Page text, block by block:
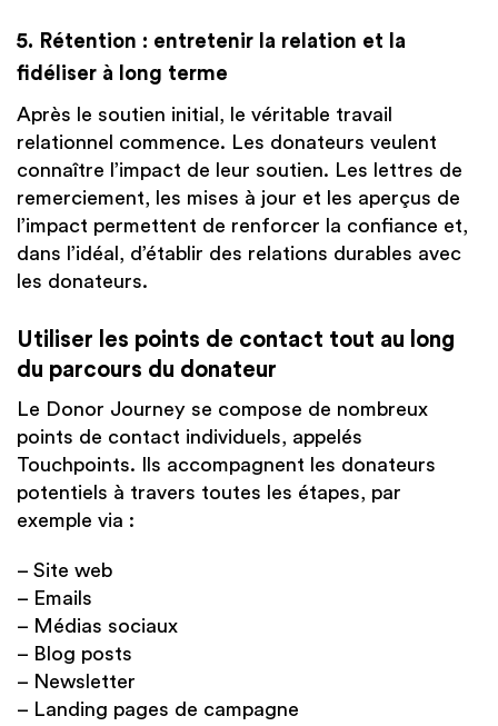
5. Rétention : entretenir la relation et la
fidéliser à long terme
Après le soutien initial, le véritable travail
relationnel commence. Les donateurs veulent
connaître l’impact de leur soutien. Les lettres de
remerciement, les mises à jour et les aperçus de
l’impact permettent de renforcer la confiance et,
dans l’idéal, d’établir des relations durables avec
les donateurs.
Utiliser les points de contact tout au long
du parcours du donateur
Le Donor Journey se compose de nombreux
points de contact individuels, appelés
Touchpoints. Ils accompagnent les donateurs
potentiels à travers toutes les étapes, par
exemple via :
– Site web
– Emails
– Médias sociaux
– Blog posts
– Newsletter
– Landing pages de campagne